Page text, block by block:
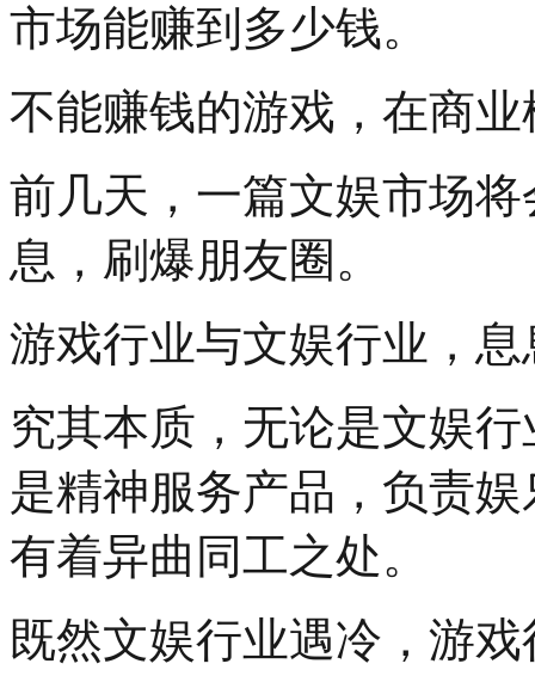
市场能赚到多少钱。
不能赚钱的游戏，在商
前几天，一篇文娱市场
息，刷爆朋友圈。
游戏行业与文娱行业，
究其本质，无论是文娱
是精神服务产品，负责
有着异曲同工之处。
既然文娱行业遇冷，游